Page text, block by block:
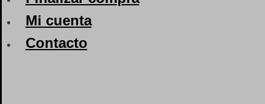
Mi cuenta
Contacto